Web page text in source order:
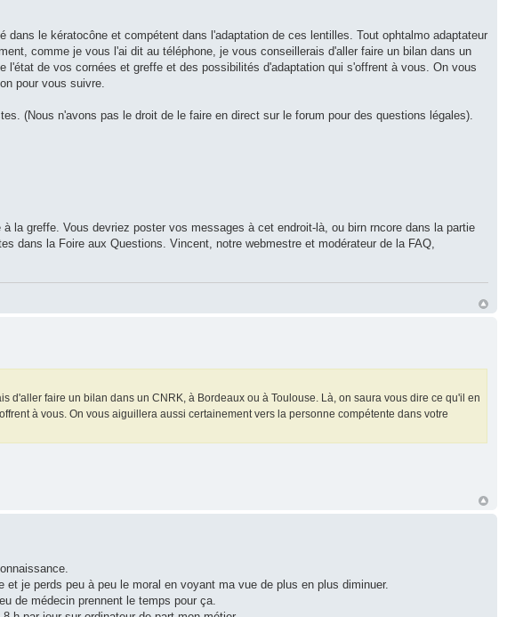
le kératocône et compétent dans l'adaptation de ces lentilles. Tout ophtalmo adaptateur
comme je vous l'ai dit au téléphone, je vous conseillerais d'aller faire un bilan dans un
l'état de vos cornées et greffe et des possibilités d'adaptation qui s'offrent à vous. On vous
pour vous suivre.
(Nous n'avons pas le droit de le faire en direct sur le forum pour des questions légales).
la greffe. Vous devriez poster vos messages à cet endroit-là, ou birn rncore dans la partie
dans la Foire aux Questions. Vincent, notre webmestre et modérateur de la FAQ,
d'aller faire un bilan dans un CNRK, à Bordeaux ou à Toulouse. Là, on saura vous dire ce qu'il en
à vous. On vous aiguillera aussi certainement vers la personne compétente dans votre
je perds peu à peu le moral en voyant ma vue de plus en plus diminuer.
de médecin prennent le temps pour ça.